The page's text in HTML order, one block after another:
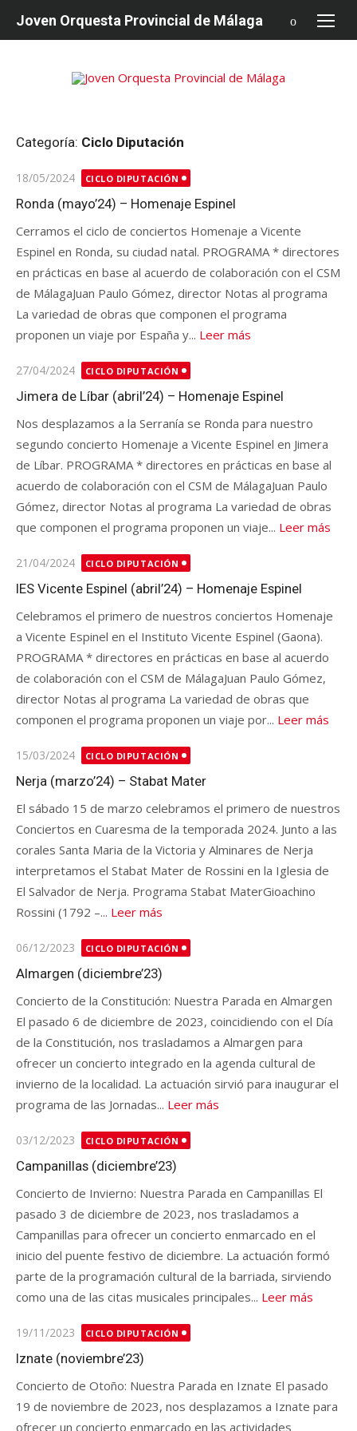
Joven Orquesta Provincial de Málaga
Categoría: Ciclo Diputación
Publicado
en
18/05/2024 CICLO DIPUTACIÓN
Ronda (mayo’24) – Homenaje Espinel
Cerramos el ciclo de conciertos Homenaje a Vicente
Espinel en Ronda, su ciudad natal. PROGRAMA * directores
en prácticas en base al acuerdo de colaboración con el CSM
de MálagaJuan Paulo Gómez, director Notas al programa
La variedad de obras que componen el programa
proponen un viaje por España y... Leer más
Publicado
en
27/04/2024 CICLO DIPUTACIÓN
Jimera de Líbar (abril’24) – Homenaje Espinel
Nos desplazamos a la Serranía se Ronda para nuestro
segundo concierto Homenaje a Vicente Espinel en Jimera
de Líbar. PROGRAMA * directores en prácticas en base al
acuerdo de colaboración con el CSM de MálagaJuan Paulo
Gómez, director Notas al programa La variedad de obras
que componen el programa proponen un viaje... Leer más
Publicado
en
21/04/2024 CICLO DIPUTACIÓN
IES Vicente Espinel (abril’24) – Homenaje Espinel
Celebramos el primero de nuestros conciertos Homenaje
a Vicente Espinel en el Instituto Vicente Espinel (Gaona).
PROGRAMA * directores en prácticas en base al acuerdo
de colaboración con el CSM de MálagaJuan Paulo Gómez,
director Notas al programa La variedad de obras que
componen el programa proponen un viaje por... Leer más
Publicado
en
15/03/2024 CICLO DIPUTACIÓN
Nerja (marzo’24) – Stabat Mater
El sábado 15 de marzo celebramos el primero de nuestros
Conciertos en Cuaresma de la temporada 2024. Junto a las
corales Santa Maria de la Victoria y Alminares de Nerja
interpretamos el Stabat Mater de Rossini en la Iglesia de
El Salvador de Nerja. Programa Stabat MaterGioachino
Rossini (1792 –... Leer más
Publicado
en
06/12/2023 CICLO DIPUTACIÓN
Almargen (diciembre’23)
Concierto de la Constitución: Nuestra Parada en Almargen
El pasado 6 de diciembre de 2023, coincidiendo con el Día
de la Constitución, nos trasladamos a Almargen para
ofrecer un concierto integrado en la agenda cultural de
invierno de la localidad. La actuación sirvió para inaugurar el
programa de las Jornadas... Leer más
Publicado
en
03/12/2023 CICLO DIPUTACIÓN
Campanillas (diciembre’23)
Concierto de Invierno: Nuestra Parada en Campanillas El
pasado 3 de diciembre de 2023, nos trasladamos a
Campanillas para ofrecer un concierto enmarcado en el
inicio del puente festivo de diciembre. La actuación formó
parte de la programación cultural de la barriada, sirviendo
como una de las citas musicales principales... Leer más
Publicado
en
19/11/2023 CICLO DIPUTACIÓN
Iznate (noviembre’23)
Concierto de Otoño: Nuestra Parada en Iznate El pasado
19 de noviembre de 2023, nos desplazamos a Iznate para
ofrecer un concierto enmarcado en las actividades